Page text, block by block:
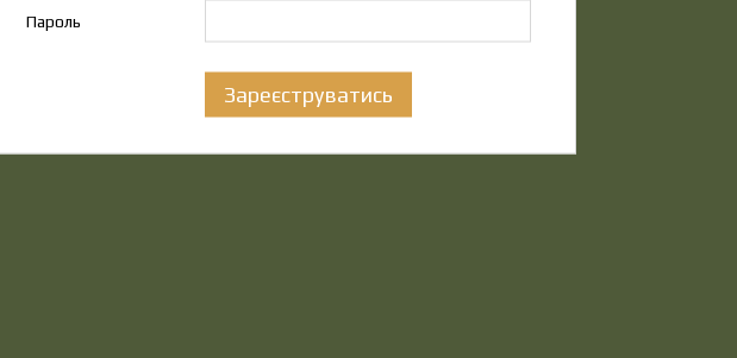
Пароль
Зареєструватись